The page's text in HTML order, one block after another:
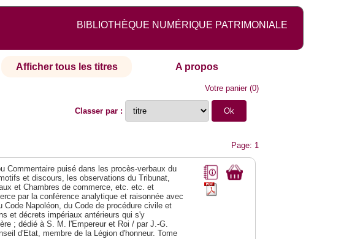
BIBLIOTHÈQUE NUMÉRIQUE PATRIMONIALE
Afficher tous les titres A propos
Votre panier(0)
Classer par :
Page: 1
Commentaire puisé dans les procès-verbaux du
et discours, les observations du Tribunat,
et Chambres de commerce, etc. etc. et
par la conférence analytique et raisonnée avec
Napoléon, du Code de procédure civile et
et décrets impériaux antérieurs qui s'y
; dédié à S. M. l'Empereur et Roi / par J.-G.
d'Etat, membre de la Légion d'honneur. Tome